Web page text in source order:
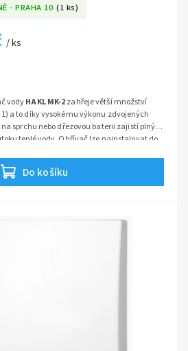
- PRAHA 10 (1 ks)
/ ks
Do košíku
vodyHAKL MK-2zahřeje větší množství
a to díky vysokému výkonu zdvojených
sprchu nebo dřezovou baterii zajistí plný
teplé vody. Ohřívač lze nainstalovat do
míst (pro tepelné ztráty na
přesahovat 5m.
v malých bytových jádrech, na chalupách
všude tam, kde je třeba vyřešit centrální
průtokového ohřívače.